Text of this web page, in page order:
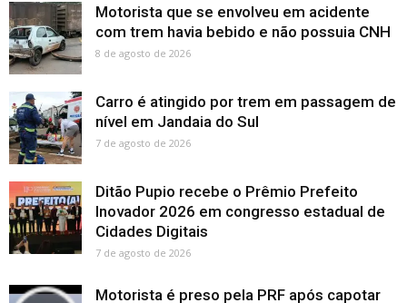
Motorista que se envolveu em acidente
com trem havia bebido e não possuia CNH
8 de agosto de 2026
Carro é atingido por trem em passagem de
nível em Jandaia do Sul
7 de agosto de 2026
Ditão Pupio recebe o Prêmio Prefeito
Inovador 2026 em congresso estadual de
Cidades Digitais
7 de agosto de 2026
Motorista é preso pela PRF após capotar